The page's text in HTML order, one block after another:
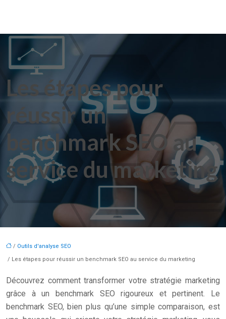
Les étapes pour
réussir un
benchmark SEO au
service du marketing
/ Outils d'analyse SEO
/ Les étapes pour réussir un benchmark SEO au service du marketing
Découvrez comment transformer votre stratégie marketing
grâce à un benchmark SEO rigoureux et pertinent. Le
benchmark SEO, bien plus qu’une simple comparaison, est